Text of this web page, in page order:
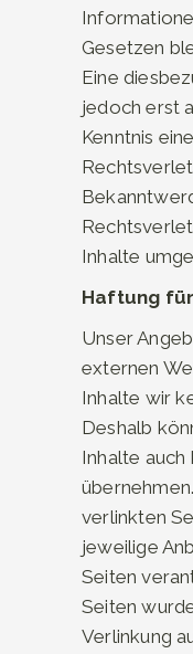
Gesetzen
Eine
jedoch erst
Kenntnis
Inhalte
Haftung
Unser
externen
Inhalte wir
Deshalb
Inhalte auch
verlinkten
jeweilige
Seiten
Seiten
Verlinkung